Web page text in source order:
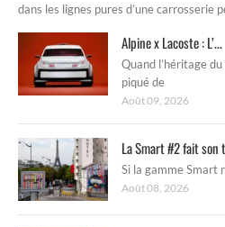
dans les lignes pures d’une carrosserie
Alpine x Lacoste : L’...
Quand l’héritage
piqué de
Août 09, 2026
La Smart #2 fait son
Si la gamme Smart
Août 08, 2026